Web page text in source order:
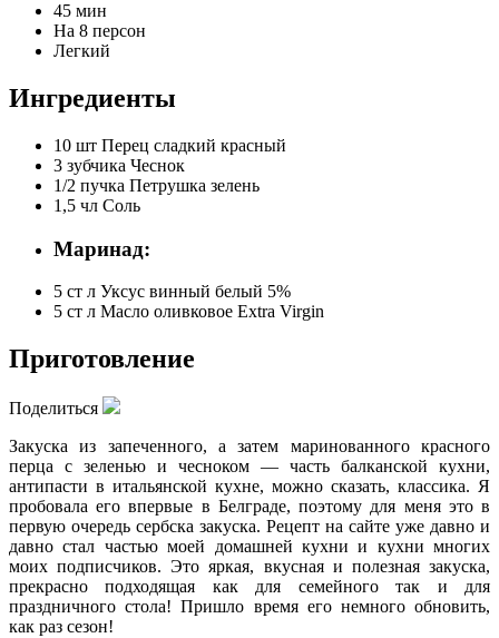
45 мин
На 8 персон
Легкий
Ингредиенты
10 шт Перец сладкий красный
3 зубчика Чеснок
1/2 пучка Петрушка зелень
1,5 чл Соль
Маринад:
5 ст л Уксус винный белый 5%
5 ст л Масло оливковое Extra Virgin
Приготовление
Поделиться
Закуска из запеченного, а затем маринованного красного
перца с зеленью и чесноком — часть балканской кухни,
антипасти в итальянской кухне, можно сказать, классика. Я
пробовала его впервые в Белграде, поэтому для меня это в
первую очередь сербска закуска. Рецепт на сайте уже давно и
давно стал частью моей домашней кухни и кухни многих
моих подписчиков. Это яркая, вкусная и полезная закуска,
прекрасно подходящая как для семейного так и для
праздничного стола! Пришло время его немного обновить,
как раз сезон!